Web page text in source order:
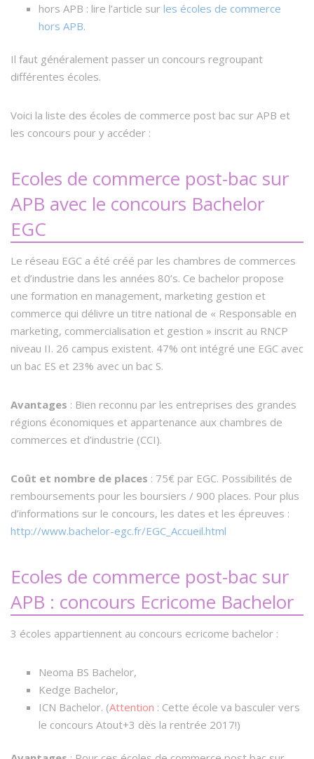
hors APB : lire l’article sur les écoles de commerce
hors APB.
Il faut généralement passer un concours regroupant
différentes écoles.
Voici la liste des écoles de commerce post bac sur APB et
les concours pour y accéder :
Ecoles de commerce post-bac sur
APB avec le concours Bachelor
EGC
Le réseau EGC a été créé par les chambres de commerces
et d’industrie dans les années 80’s. Ce bachelor propose
une formation en management, marketing gestion et
commerce qui délivre un titre national de « Responsable en
marketing, commercialisation et gestion » inscrit au RNCP
niveau II. 26 campus existent. 47% ont intégré une EGC avec
un bac ES et 23% avec un bac S.
Avantages : Bien reconnu par les entreprises des grandes
régions économiques et appartenance aux chambres de
commerces et d’industrie (CCI).
Coût et nombre de places : 75€ par EGC. Possibilités de
remboursements pour les boursiers / 900 places. Pour plus
d’informations sur le concours, les dates et les épreuves :
http://www.bachelor-egc.fr/EGC_Accueil.html
Ecoles de commerce post-bac sur
APB : concours Ecricome Bachelor
3 écoles appartiennent au concours ecricome bachelor :
Neoma BS Bachelor,
Kedge Bachelor,
ICN Bachelor. (Attention : Cette école va basculer vers
le concours Atout+3 dès la rentrée 2017!)